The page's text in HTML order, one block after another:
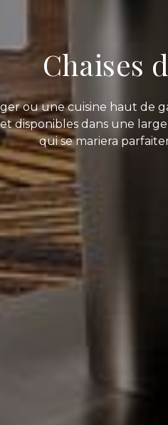
Chaises
ou une cuisine haut de
disponibles dans une
qui se mariera